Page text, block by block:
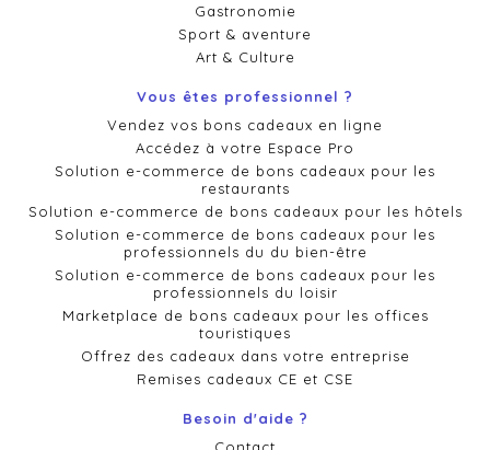
Gastronomie
Sport & aventure
Art & Culture
Vous êtes professionnel ?
Vendez vos bons cadeaux en ligne
Accédez à votre Espace Pro
Solution e-commerce de bons cadeaux pour les
restaurants
Solution e-commerce de bons cadeaux pour les hôtels
Solution e-commerce de bons cadeaux pour les
professionnels du du bien-être
Solution e-commerce de bons cadeaux pour les
professionnels du loisir
Marketplace de bons cadeaux pour les offices
touristiques
Offrez des cadeaux dans votre entreprise
Remises cadeaux CE et CSE
Besoin d'aide ?